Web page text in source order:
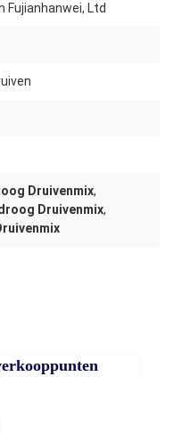
Fujianhanwei, Ltd
Druivenmix,
Druivenmix,